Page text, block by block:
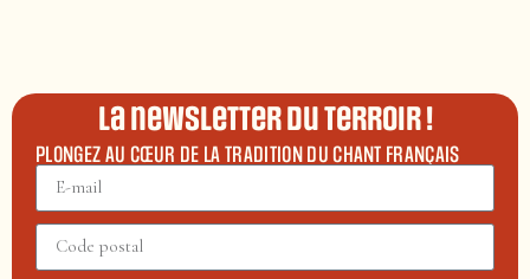
La newsletter du terroir !
PLONGEZ AU CŒUR DE LA TRADITION DU CHANT FRANÇAIS